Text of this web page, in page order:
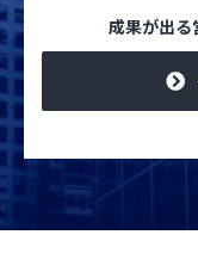
成果が出る